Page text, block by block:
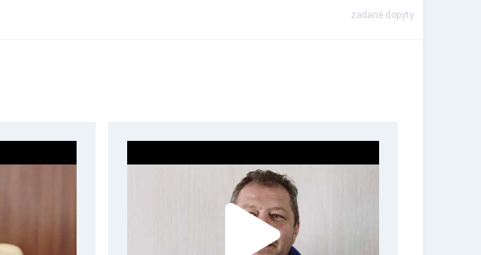
zadané dopyty